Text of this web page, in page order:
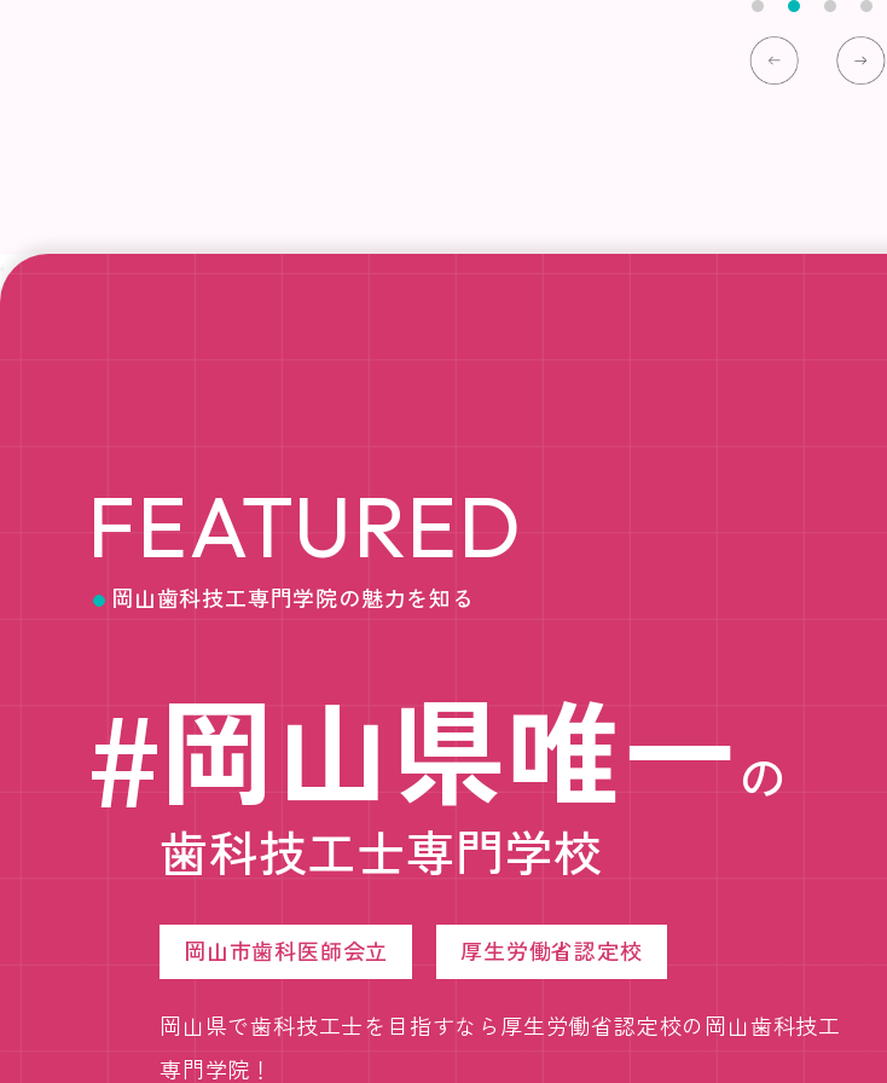
FEATURED
岡山歯科技工専門学院の魅力を知る
岡山県唯一の
歯科技工士専門学校
岡山市歯科医師会立 厚生労働省認定校
岡山県で歯科技工士を目指すなら厚生労働省認定校の岡山歯科技工
専門学院！